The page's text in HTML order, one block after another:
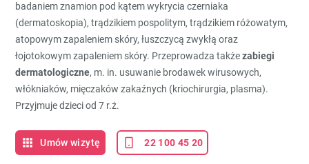
badaniem znamion pod kątem wykrycia czerniaka
(dermatoskopia), trądzikiem pospolitym, trądzikiem różowatym,
atopowym zapaleniem skóry, łuszczycą zwykłą oraz
łojotokowym zapaleniem skóry. Przeprowadza takżezabiegi
dermatologiczne, m. in. usuwanie brodawek wirusowych,
włókniaków, mięczaków zakaźnych (kriochirurgia, plasma).
Przyjmuje dzieci od 7 r.ż.
Umów wizytę 22 100 45 20